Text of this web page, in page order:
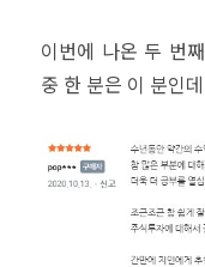
이번에 나온 두 번
중 한 분은 이 분인